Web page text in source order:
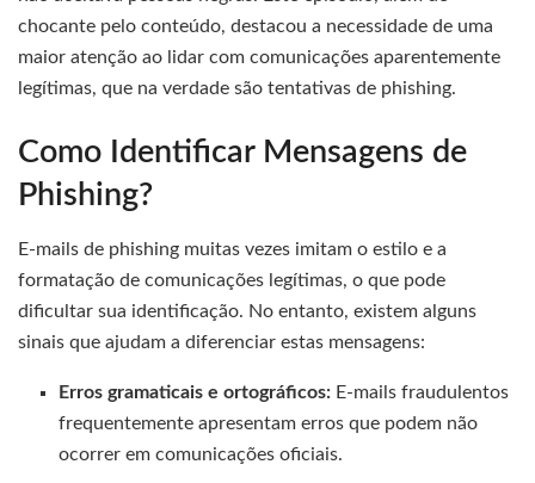
chocante pelo conteúdo, destacou a necessidade de uma
maior atenção ao lidar com comunicações aparentemente
legítimas, que na verdade são tentativas de phishing.
Como Identificar Mensagens de
Phishing?
E-mails de phishing muitas vezes imitam o estilo e a
formatação de comunicações legítimas, o que pode
dificultar sua identificação. No entanto, existem alguns
sinais que ajudam a diferenciar estas mensagens:
Erros gramaticais e ortográficos: E-mails fraudulentos
frequentemente apresentam erros que podem não
ocorrer em comunicações oficiais.